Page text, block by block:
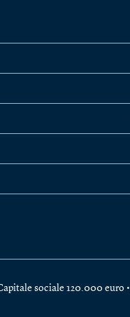
sociale 120.000 euro •